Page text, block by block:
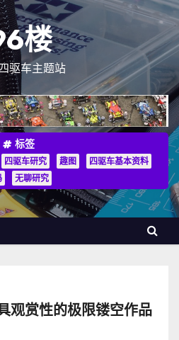
楼
驱车主题站
标签
四驱车研究 趣图
四驱车基本资料
无聊研究
观赏性的极限镂空作品